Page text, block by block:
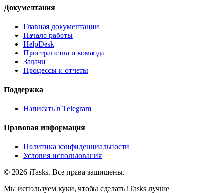
Документация
Главная документации
Начало работы
HelpDesk
Пространства и команда
Задачи
Процессы и отчеты
Поддержка
Написать в Telegram
Правовая информация
Политика конфиденциальности
Условия использования
© 2026 iTasks. Все права защищены.
Мы используем куки, чтобы сделать iTasks лучше.